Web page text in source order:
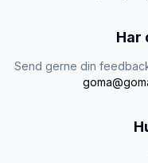
Har
Send gerne din